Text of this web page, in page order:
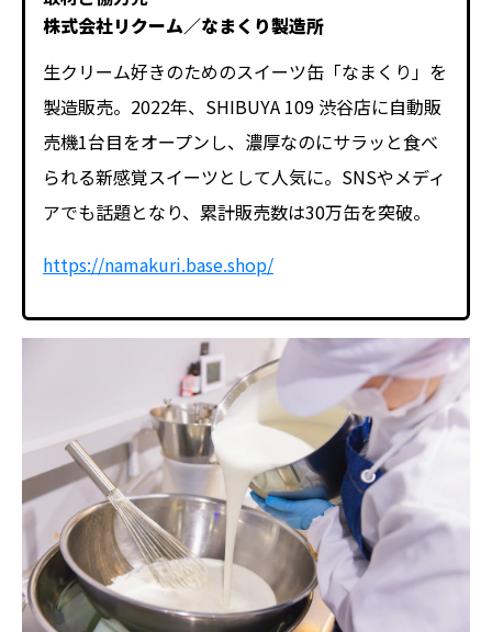
株式会社リクーム／なまくり製造所
生クリーム好きのためのスイーツ缶「なまくり」を
製造販売。2022年、SHIBUYA 109 渋谷店に自動販
売機1台目をオープンし、濃厚なのにサラッと食べ
られる新感覚スイーツとして人気に。SNSやメディ
アでも話題となり、累計販売数は30万缶を突破。
https://namakuri.base.shop/